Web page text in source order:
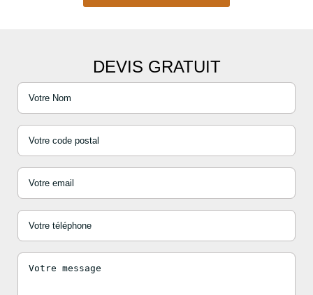
DEVIS GRATUIT